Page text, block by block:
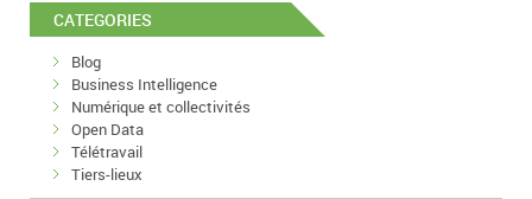
CATEGORIES
Blog
Business Intelligence
Numérique et collectivités
Open Data
Télétravail
Tiers-lieux